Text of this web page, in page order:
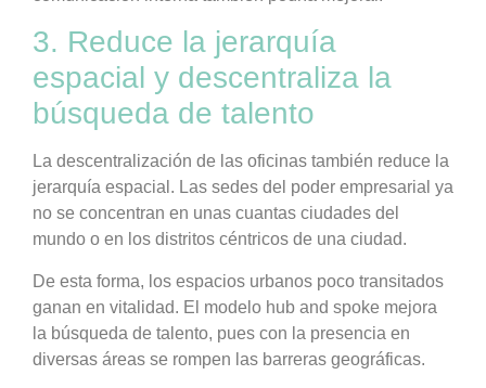
3. Reduce la jerarquía
espacial y descentraliza la
búsqueda de talento
La descentralización de las oficinas también reduce la
jerarquía espacial. Las sedes del poder empresarial ya
no se concentran en unas cuantas ciudades del
mundo o en los distritos céntricos de una ciudad.
De esta forma, los espacios urbanos poco transitados
ganan en vitalidad. El modelo hub and spoke mejora
la búsqueda de talento, pues con la presencia en
diversas áreas se rompen las barreras geográficas.